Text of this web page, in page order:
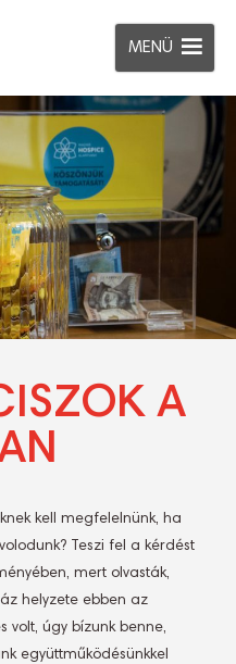
MENÜ
A
kell megfelelnünk, ha
Teszi fel a kérdést
mert olvasták,
helyzete ebben az
volt, úgy bízunk benne,
együttműködésünkkel